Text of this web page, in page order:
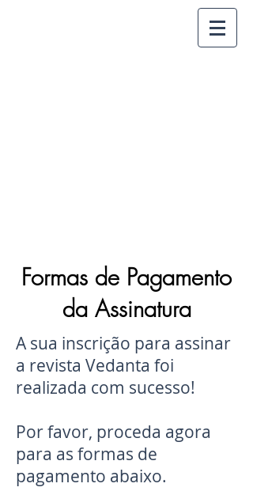
Formas de Pagamento
da Assinatura
A sua inscrição para assinar
a revista Vedanta foi
realizada com sucesso!
Por favor, proceda agora
para as formas de
pagamento abaixo.